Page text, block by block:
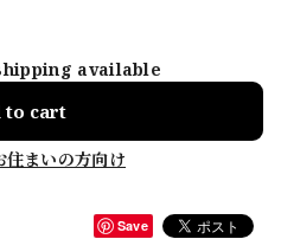
available
to cart
住まいの方向け
Save